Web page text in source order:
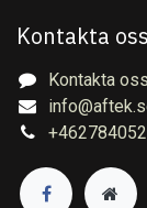
Kontakta oss
Kontakta oss